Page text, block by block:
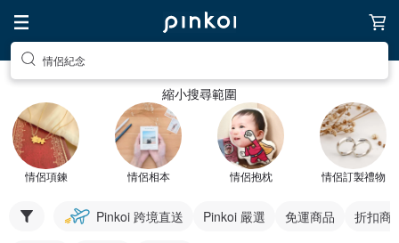
情侶紀念
縮小搜尋範圍
情侶項鍊 情侶相本 情侶抱枕 情侶訂製禮物
Pinkoi 跨境直送 Pinkoi 嚴選 免運商品 折扣商